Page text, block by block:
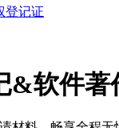
登记证
&软件